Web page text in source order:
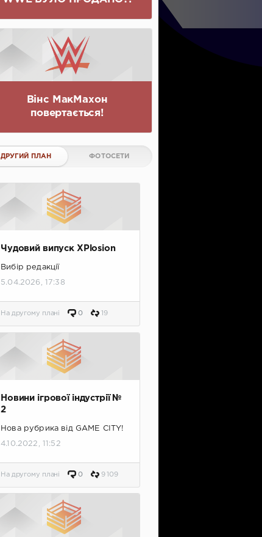
Вінс МакМахон
повертається!
ДРУГИЙ ПЛАН ФОТОСЕТИ
Чудовий випуск XPlosion
Вибір редакції
5.04.2026, 17:38
На другому плані 0 19
Новини ігрової індустрії №
2
Нова рубрика від GAME CITY!
4.10.2022, 11:52
На другому плані 0 9 109